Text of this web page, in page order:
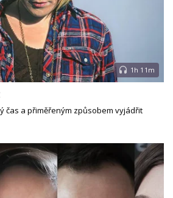
1h 11m
čas a přiměřeným způsobem vyjádřit